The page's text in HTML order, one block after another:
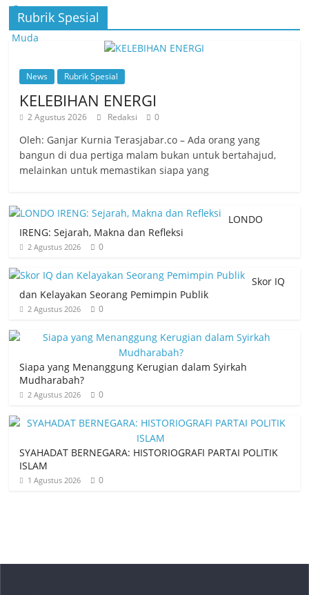
Rubrik Spesial
News Rubrik Spesial
KELEBIHAN ENERGI
2 Agustus 2026 Redaksi 0
Oleh: Ganjar Kurnia Terasjabar.co – Ada orang yang
bangun di dua pertiga malam bukan untuk bertahajud,
melainkan untuk memastikan siapa yang
LONDO
IRENG: Sejarah, Makna dan Refleksi
2 Agustus 2026 0
Skor IQ
dan Kelayakan Seorang Pemimpin Publik
2 Agustus 2026 0
Siapa yang Menanggung Kerugian dalam Syirkah
Mudharabah?
2 Agustus 2026 0
SYAHADAT BERNEGARA: HISTORIOGRAFI PARTAI POLITIK
ISLAM
1 Agustus 2026 0